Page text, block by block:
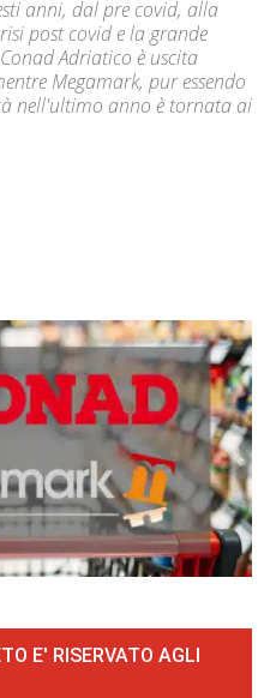
anni, dal pre covid, alla
post covid e la grande
Adriatico è uscita
Megamark, pur essendo
nell'ultimo anno è tornata ai
E' RISERVATO AGLI